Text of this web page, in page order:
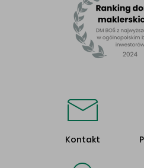
Kontakt